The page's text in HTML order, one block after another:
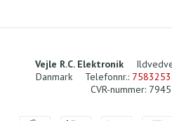
Vejle R.C. Elektronik
Danmark
Telefonnr.:
CVR-nummer: